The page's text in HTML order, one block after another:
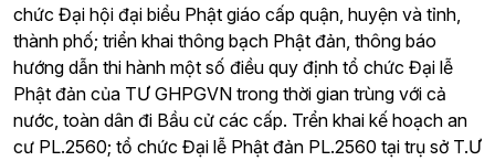
chức Đại hội đại biểu Phật giáo cấp quận, huyện và tỉnh,
thành phố; triển khai thông bạch Phật đản, thông báo
hướng dẫn thi hành một số điều quy định tổ chức Đại lễ
Phật đản của TƯ GHPGVN trong thời gian trùng với cả
nước, toàn dân đi Bầu cử các cấp. Trển khai kế hoạch an
cư PL.2560; tổ chức Đại lễ Phật đản PL.2560 tại trụ sở T.Ư